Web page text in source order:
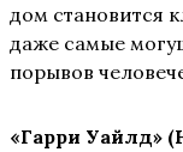
дом становится
даже самые
порывов
«Гарри Уайлд»